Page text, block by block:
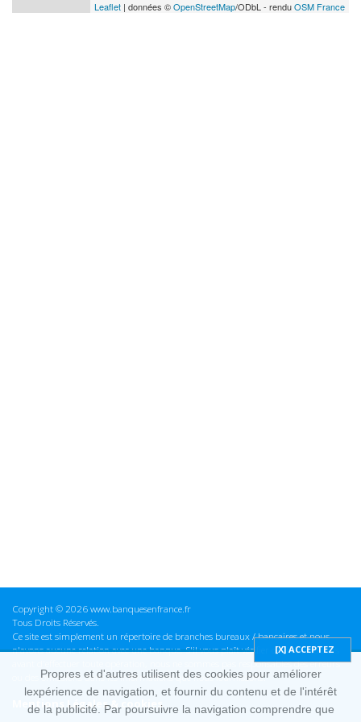
Leaflet | données ©OpenStreetMap/ODbL - renduOSM France
Copyright © 2026 www.banquesenfrance.fr
Tous Droits Réservés.
Ce site est simplement un répertoire de branches bureaux / bancaires et nous
n'avons aucune relation avec une banque. S'il vous plaît vérifier ces informations
avant d'effectuer toute opération, nous ne sommes pas responsables des erreurs
ou des omissions dans les informations que nous fournissons.
Mentions Légales & cookies
Propres et d'autres utilisent des cookies pour améliorer
lexpérience de navigation, et fournir du contenu et de l'intérêt
de la publicité. Par poursuivre la navigation comprendre que